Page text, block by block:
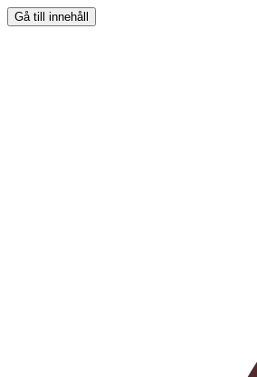
Gå till innehåll